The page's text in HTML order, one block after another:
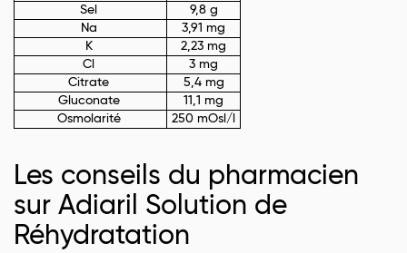
Sel
9,8 g
Na
3,91 mg
K
2,23 mg
Cl
3 mg
Citrate
5,4 mg
Gluconate
11,1 mg
Osmolarité
250 mOsl/l
Les conseils du pharmacien
sur Adiaril Solution de
Réhydratation